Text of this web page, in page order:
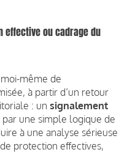
effective ou cadrage du
moi-même de
à partir d’un retour
: un signalement
une simple logique de
à une analyse sérieuse
protection effectives,